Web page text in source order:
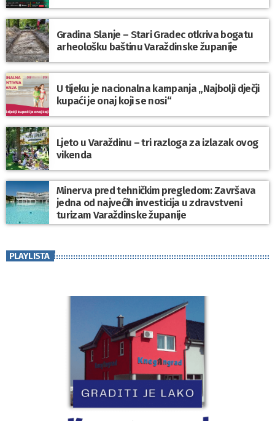
Gradina Slanje – Stari Gradec otkriva bogatu
arheološku baštinu Varaždinske županije
U tijeku je nacionalna kampanja „Najbolji dječji
kupaći je onaj koji se nosi“
Ljeto u Varaždinu – tri razloga za izlazak ovog
vikenda
Minerva pred tehničkim pregledom: Završava
jedna od najvećih investicija u zdravstveni
turizam Varaždinske županije
PLAYLISTA